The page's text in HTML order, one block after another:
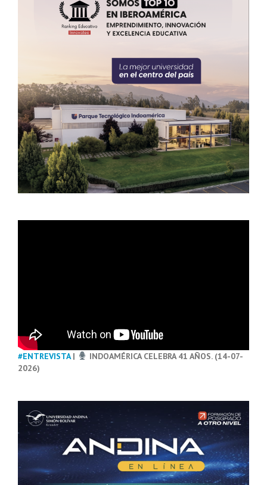
#ENTREVISTA|
INDOAMÉRICA CELEBRA 41 AÑOS. (14-07-
2026)